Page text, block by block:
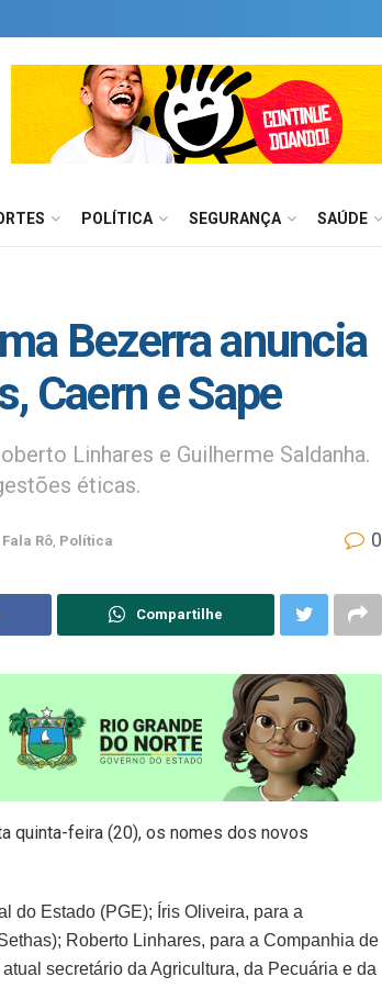
POLÍTICA SEGURANÇA SAÚDE
Bezerra anuncia
Caern e Sape
Linhares e Guilherme Saldanha.
éticas.
Fala Rô Política 0
Compartilhe
quinta-feira (20), os nomes dos novos
do Estado (PGE); Íris Oliveira, para a
Roberto Linhares, para a Companhia de
secretário da Agricultura, da Pecuária e da